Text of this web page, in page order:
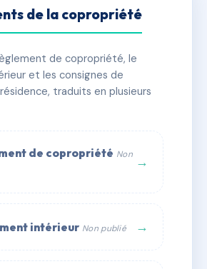
🏠 33 lots 🏗 1 bâtiment(s)
de la copropriété
de copropriété, le
et les consignes de
traduits en plusieurs
de copropriété Non →
intérieur Non publié →